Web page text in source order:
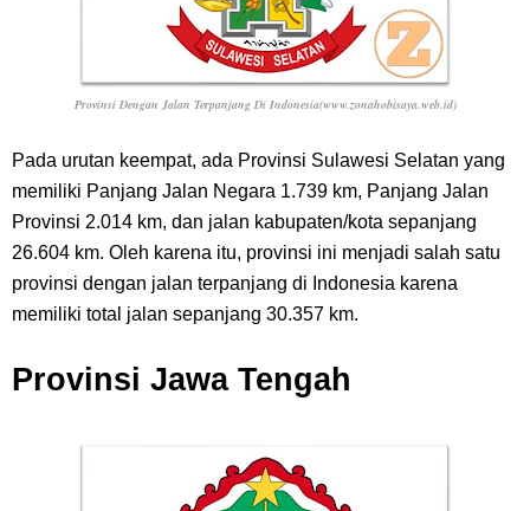
Provinsi Dengan Jalan Terpanjang Di Indonesia(www.zonahobisaya.web.id)
Pada urutan keempat, ada Provinsi Sulawesi Selatan yang
memiliki Panjang Jalan Negara 1.739 km, Panjang Jalan
Provinsi 2.014 km, dan jalan kabupaten/kota sepanjang
26.604 km. Oleh karena itu, provinsi ini menjadi salah satu
provinsi dengan jalan terpanjang di Indonesia karena
memiliki total jalan sepanjang 30.357 km.
Provinsi Jawa Tengah